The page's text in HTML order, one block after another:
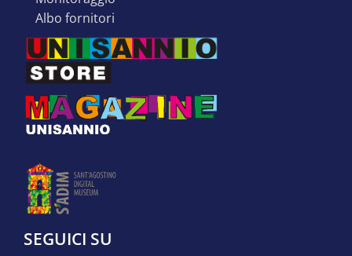
albo fornitori
SEGUICI SU